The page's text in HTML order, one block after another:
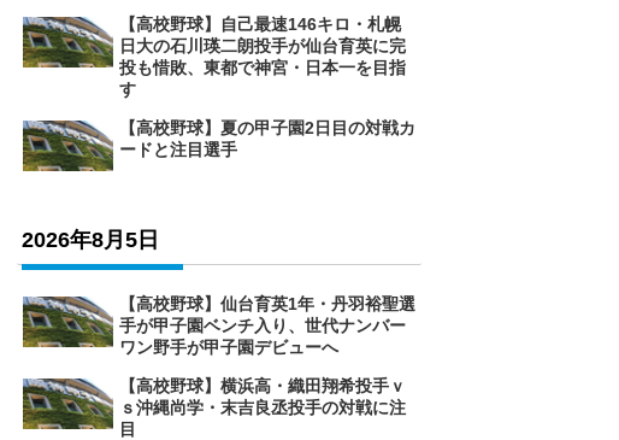
【高校野球】自己最速146キロ・札幌
日大の石川瑛二朗投手が仙台育英に完
投も惜敗、東都で神宮・日本一を目指
す
【高校野球】夏の甲子園2日目の対戦カ
ードと注目選手
2026年8月5日
【高校野球】仙台育英1年・丹羽裕聖選
手が甲子園ベンチ入り、世代ナンバー
ワン野手が甲子園デビューへ
【高校野球】横浜高・織田翔希投手ｖ
ｓ沖縄尚学・末吉良丞投手の対戦に注
目